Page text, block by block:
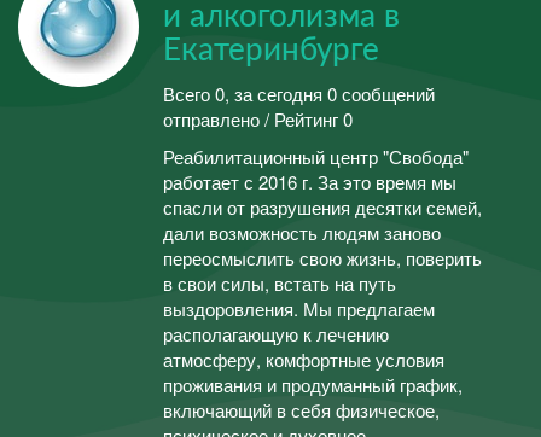
и алкоголизма в
Екатеринбурге
Всего 0, за сегодня 0 сообщений
отправлено / Рейтинг 0
Реабилитационный центр "Свобода"
работает с 2016 г. За это время мы
спасли от разрушения десятки семей,
дали возможность людям заново
переосмыслить свою жизнь, поверить
в свои силы, встать на путь
выздоровления. Мы предлагаем
располагающую к лечению
атмосферу, комфортные условия
проживания и продуманный график,
включающий в себя физическое,